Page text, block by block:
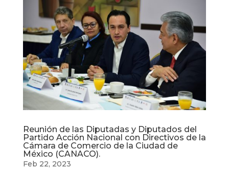
Reunión de las Diputadas y Diputados del
Partido Acción Nacional con Directivos de la
Cámara de Comercio de la Ciudad de
México (CANACO).
Feb 22, 2023